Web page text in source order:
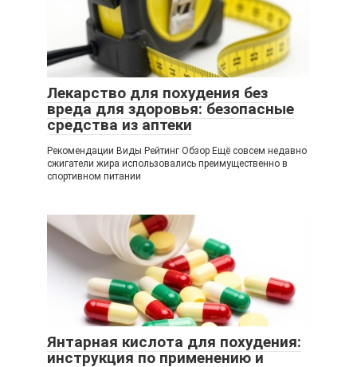
Лекарство для похудения без
вреда для здоровья: безопасные
средства из аптеки
Рекомендации Виды Рейтинг Обзор Ещё совсем недавно
сжигатели жира использовались преимущественно в
спортивном питании
Янтарная кислота для похудения:
инструкция по применению и